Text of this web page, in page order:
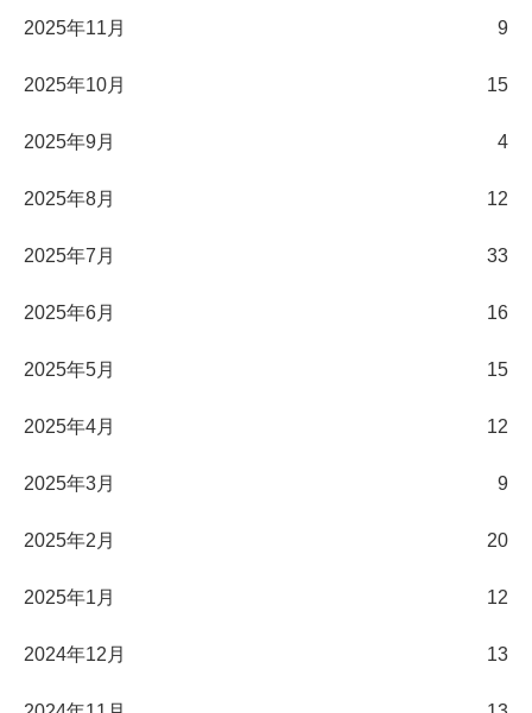
2025年11月 9
2025年10月 15
2025年9月 4
2025年8月 12
2025年7月 33
2025年6月 16
2025年5月 15
2025年4月 12
2025年3月 9
2025年2月 20
2025年1月 12
2024年12月 13